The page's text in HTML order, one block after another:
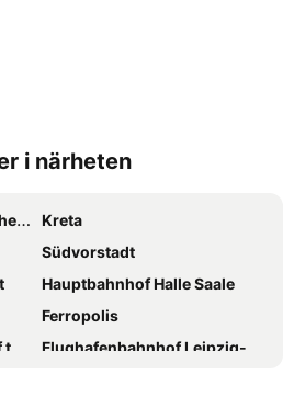
i närheten
Kreta
Südvorstadt
Hauptbahnhof Halle Saale
Ferropolis
Flughafenbahnhof Leipzig-Halle